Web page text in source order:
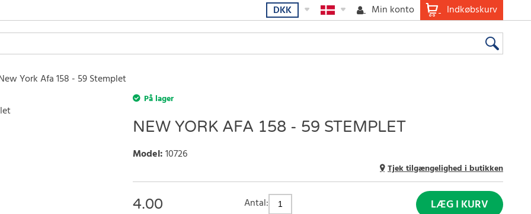
Indkøbskurv
Min konto
DKK
York Afa 158 - 59 Stemplet
På lager
NEW YORK AFA 158 - 59 STEMPLET
Model:10726
Tjek tilgængelighed i butikken
4.00 Antal: LÆG I KURV